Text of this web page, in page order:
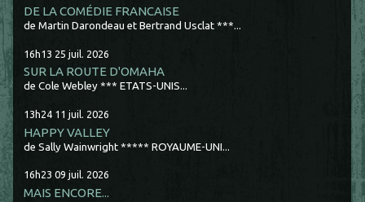
DE LA COMÉDIE FRANCAISE
de Martin Darondeau et Bertrand Usclat ***...
16h13 25 juil. 2026
SUR LA ROUTE D'OMAHA
de Cole Webley *** ETATS-UNIS...
13h24 11 juil. 2026
HAPPY VALLEY
de Sally Wainwright ***** ROYAUME-UNI...
16h23 09 juil. 2026
MAIS ENCORE...